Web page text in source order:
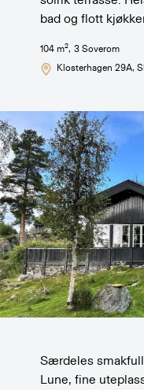
bad og flott
104 m2, 3Soverom
Klosterhagen 29A,
Særdeles
Lune, fine